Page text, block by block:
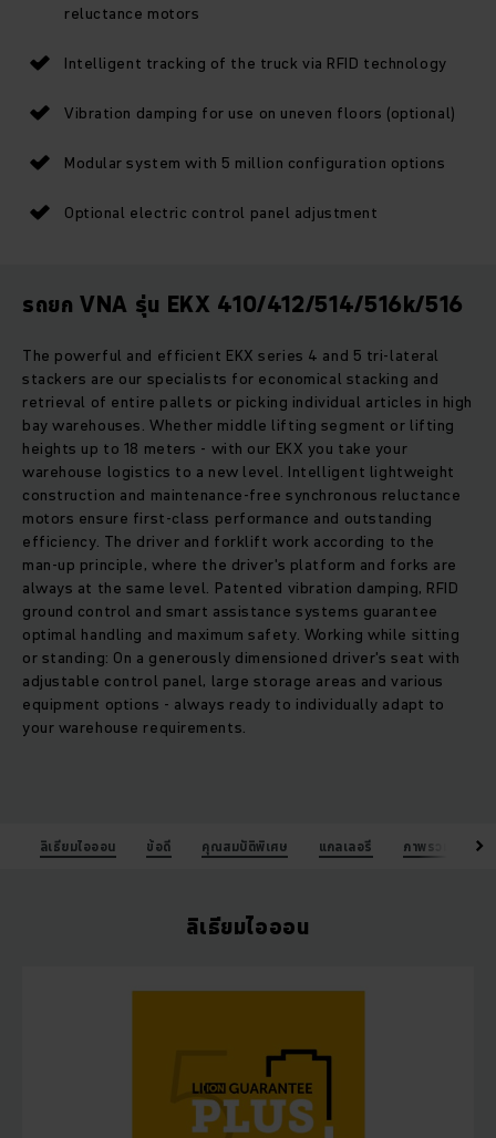
reluctance motors
Intelligent tracking of the truck via RFID technology
Vibration damping for use on uneven floors (optional)
Modular system with 5 million configuration options
Optional electric control panel adjustment
รถยก VNA รุ่น EKX 410/412/514/516k/516
The powerful and efficient EKX series 4 and 5 tri-lateral
stackers are our specialists for economical stacking and
retrieval of entire pallets or picking individual articles in high
bay warehouses. Whether middle lifting segment or lifting
heights up to 18 meters - with our EKX you take your
warehouse logistics to a new level. Intelligent lightweight
construction and maintenance-free synchronous reluctance
motors ensure first-class performance and outstanding
efficiency. The driver and forklift work according to the
man-up principle, where the driver's platform and forks are
always at the same level. Patented vibration damping, RFID
ground control and smart assistance systems guarantee
optimal handling and maximum safety. Working while sitting
or standing: On a generously dimensioned driver's seat with
adjustable control panel, large storage areas and various
equipment options - always ready to individually adapt to
your warehouse requirements.
ลิเธียมไอออน ข้อดี คุณสมบัติพิเศษ แกลเลอรี ภาพรวมรายละ
ลิเธียมไอออน